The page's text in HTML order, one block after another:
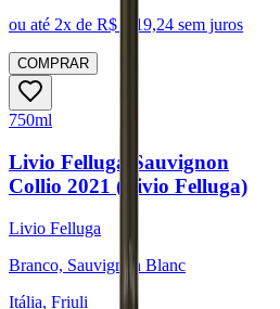
ou até 2x de R$ 219,24 sem juros
COMPRAR
750ml
Livio Felluga Sauvignon
Collio 2021 (Livio Felluga)
Livio Felluga
Branco, Sauvignon Blanc
Itália, Friuli